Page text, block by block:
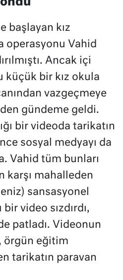
başlayan kız
operasyonu Vahid
Ancak içi
küçük bir kız okula
vazgeçmeye
gündeme geldi.
bir videoda tarikatın
sosyal medyayı da
Vahid tüm bunları
karşı mahalleden
sansasyonel
video sızdırdı,
patladı. Videonun
örgün eğitim
tarikatın paravan